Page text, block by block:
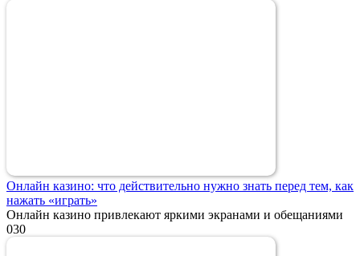
Онлайн казино: что действительно нужно знать перед тем, как
нажать «играть»
Онлайн казино привлекают яркими экранами и обещаниями
030